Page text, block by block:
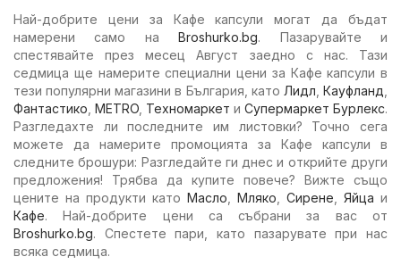
Най-добрите цени за Кафе капсули могат да бъдат
намерени само наBroshurko.bg. Пазарувайте и
спестявайте през месец Август заедно с нас. Тази
седмица ще намерите специални цени за Кафе капсули в
тези популярни магазини в България, като Лидл ,Кауфланд
Фантастико METRO Техномаркет и Супермаркет Бурлекс.
Разгледахте ли последните им листовки? Точно сега
можете да намерите промоцията за Кафе капсули в
следните брошури: Разгледайте ги днес и открийте други
предложения! Трябва да купите повече? Вижте също
цените на продукти като Масло Мляко Сирене Яйца и
Кафе. Най-добрите цени са събрани за вас от
Broshurko.bg. Спестете пари, като пазарувате при нас
всяка седмица.